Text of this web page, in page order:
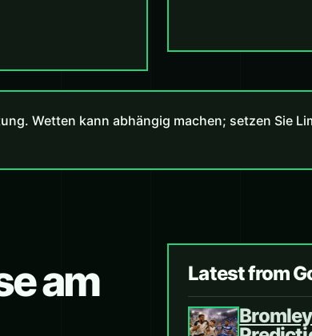
Wetten kann abhängig machen; setzen Sie
am Latest from